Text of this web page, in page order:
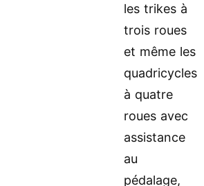
les trikes à
trois roues
et même les
quadricycles
à quatre
roues avec
assistance
au
pédalage,